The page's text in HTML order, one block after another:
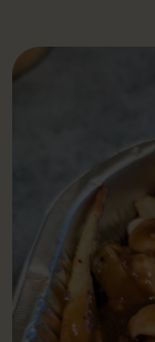
poutine!
POUTZ sur
des